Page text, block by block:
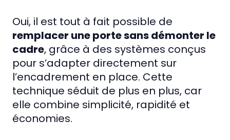
Oui, il est tout à fait possible de
remplacer une porte sans démonter le
cadre, grâce à des systèmes conçus
pour s’adapter directement sur
l’encadrement en place. Cette
technique séduit de plus en plus, car
elle combine simplicité, rapidité et
économies.